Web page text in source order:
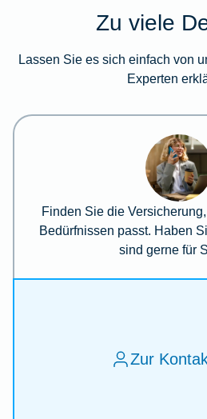
Zu viele
Lassen Sie es sich einfach von
Experten
Finden Sie die
Bedürfnissen passt. Haben
sind gerne für
Zur